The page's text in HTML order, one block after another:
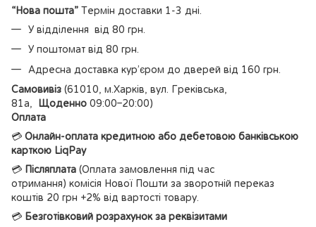
“Нова пошта” Термін доставки 1-3 дні.
У відділення від 80 грн.
У поштомат від 80 грн.
Адресна доставка кур’єром до дверей від 160 грн.
Самовивіз (61010, м.Харків, вул. Греківська,
81а,
Щоденно 09:00–20:00)
Оплата
💳 Онлайн-оплата кредитною або дебетовою банківською
карткою LiqPay
💳 Післяплата (Оплата замовлення під час
отримання) комісія Нової Пошти за зворотній переказ
коштів 20 грн +2% від вартості товару.
💳 Безготівковий розрахунок за реквізитами